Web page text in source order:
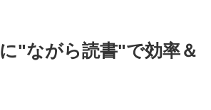
"ながら読書"で効率＆